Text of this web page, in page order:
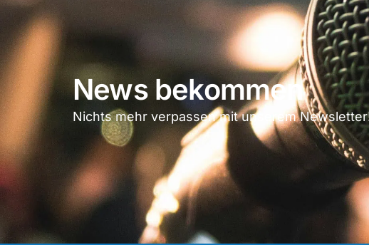
News bekommen
Nichts mehr verpassen mit unserem